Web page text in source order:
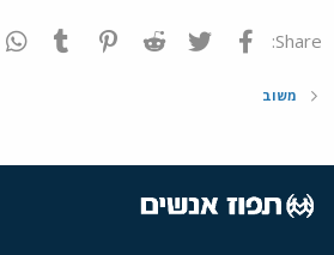
Share: פייסבוק Twitter
Reddit
Pinterest
Tumblr
משוב